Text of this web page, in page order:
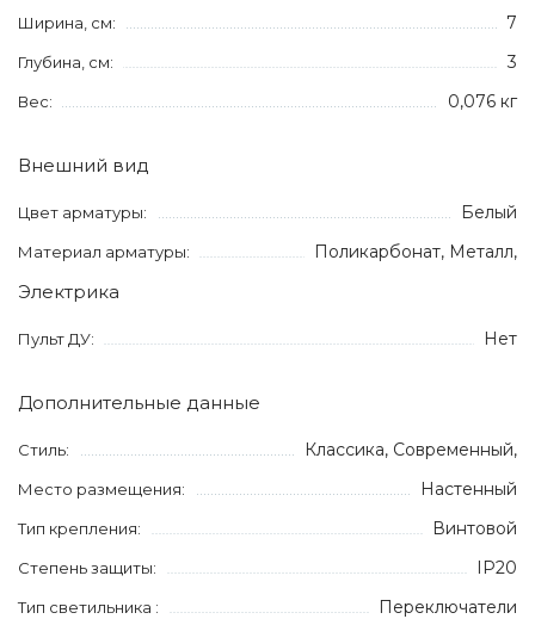
Ширина, см: 7
Глубина, см: 3
Вес: 0,076 кг
Внешний вид
Цвет арматуры: Белый
Материал арматуры: Поликарбонат, Металл,
Электрика
Пульт ДУ: Нет
Дополнительные данные
Стиль: Классика, Современный,
Место размещения: Настенный
Тип крепления: Винтовой
Степень защиты: IP20
Тип светильника : Переключатели